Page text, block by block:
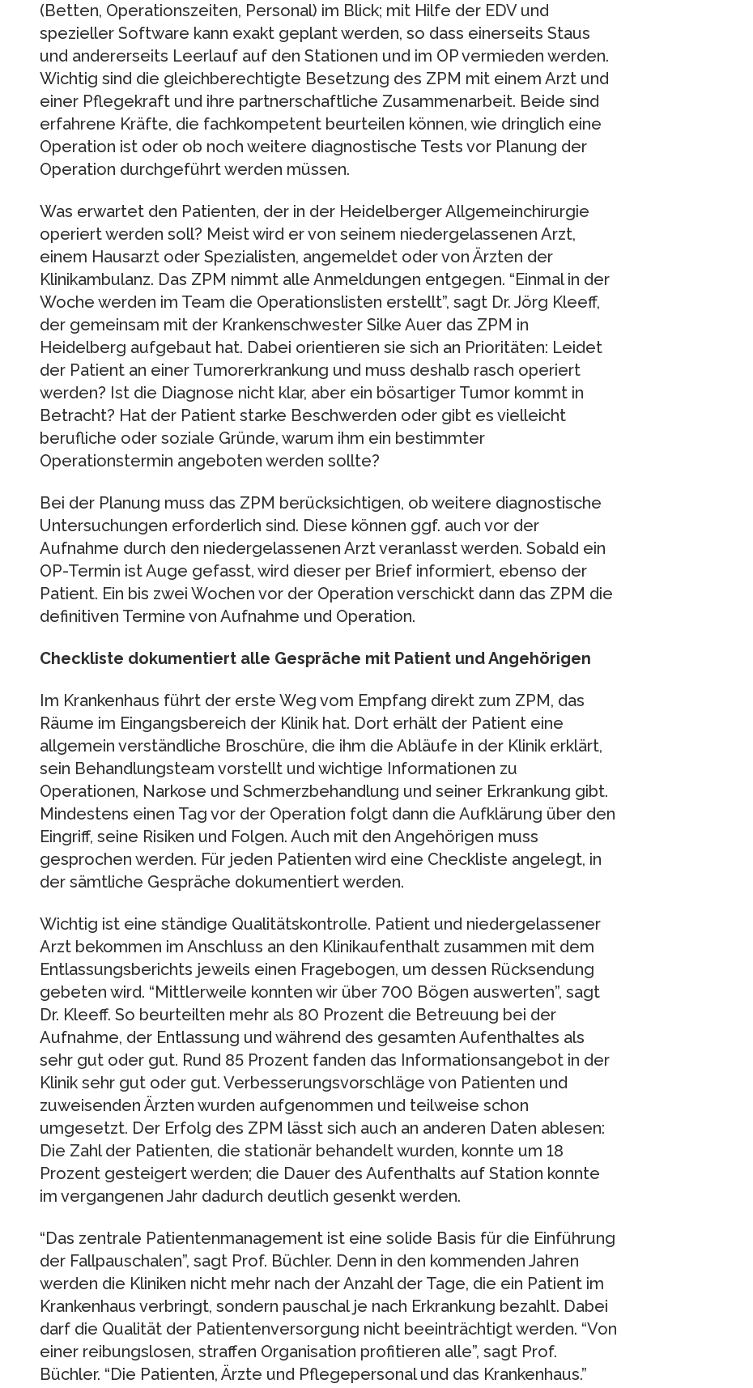
(Betten, Operationszeiten, Personal) im Blick; mit Hilfe der EDV und
spezieller Software kann exakt geplant werden, so dass einerseits Staus
und andererseits Leerlauf auf den Stationen und im OP vermieden werden.
Wichtig sind die gleichberechtigte Besetzung des ZPM mit einem Arzt und
einer Pflegekraft und ihre partnerschaftliche Zusammenarbeit. Beide sind
erfahrene Kräfte, die fachkompetent beurteilen können, wie dringlich eine
Operation ist oder ob noch weitere diagnostische Tests vor Planung der
Operation durchgeführt werden müssen.
Was erwartet den Patienten, der in der Heidelberger Allgemeinchirurgie
operiert werden soll? Meist wird er von seinem niedergelassenen Arzt,
einem Hausarzt oder Spezialisten, angemeldet oder von Ärzten der
Klinikambulanz. Das ZPM nimmt alle Anmeldungen entgegen. “Einmal in der
Woche werden im Team die Operationslisten erstellt”, sagt Dr. Jörg Kleeff,
der gemeinsam mit der Krankenschwester Silke Auer das ZPM in
Heidelberg aufgebaut hat. Dabei orientieren sie sich an Prioritäten: Leidet
der Patient an einer Tumorerkrankung und muss deshalb rasch operiert
werden? Ist die Diagnose nicht klar, aber ein bösartiger Tumor kommt in
Betracht? Hat der Patient starke Beschwerden oder gibt es vielleicht
berufliche oder soziale Gründe, warum ihm ein bestimmter
Operationstermin angeboten werden sollte?
Bei der Planung muss das ZPM berücksichtigen, ob weitere diagnostische
Untersuchungen erforderlich sind. Diese können ggf. auch vor der
Aufnahme durch den niedergelassenen Arzt veranlasst werden. Sobald ein
OP-Termin ist Auge gefasst, wird dieser per Brief informiert, ebenso der
Patient. Ein bis zwei Wochen vor der Operation verschickt dann das ZPM die
definitiven Termine von Aufnahme und Operation.
Checkliste dokumentiert alle Gespräche mit Patient und Angehörigen
Im Krankenhaus führt der erste Weg vom Empfang direkt zum ZPM, das
Räume im Eingangsbereich der Klinik hat. Dort erhält der Patient eine
allgemein verständliche Broschüre, die ihm die Abläufe in der Klinik erklärt,
sein Behandlungsteam vorstellt und wichtige Informationen zu
Operationen, Narkose und Schmerzbehandlung und seiner Erkrankung gibt.
Mindestens einen Tag vor der Operation folgt dann die Aufklärung über den
Eingriff, seine Risiken und Folgen. Auch mit den Angehörigen muss
gesprochen werden. Für jeden Patienten wird eine Checkliste angelegt, in
der sämtliche Gespräche dokumentiert werden.
Wichtig ist eine ständige Qualitätskontrolle. Patient und niedergelassener
Arzt bekommen im Anschluss an den Klinikaufenthalt zusammen mit dem
Entlassungsberichts jeweils einen Fragebogen, um dessen Rücksendung
gebeten wird. “Mittlerweile konnten wir über 700 Bögen auswerten”, sagt
Dr. Kleeff. So beurteilten mehr als 80 Prozent die Betreuung bei der
Aufnahme, der Entlassung und während des gesamten Aufenthaltes als
sehr gut oder gut. Rund 85 Prozent fanden das Informationsangebot in der
Klinik sehr gut oder gut. Verbesserungsvorschläge von Patienten und
zuweisenden Ärzten wurden aufgenommen und teilweise schon
umgesetzt. Der Erfolg des ZPM lässt sich auch an anderen Daten ablesen:
Die Zahl der Patienten, die stationär behandelt wurden, konnte um 18
Prozent gesteigert werden; die Dauer des Aufenthalts auf Station konnte
im vergangenen Jahr dadurch deutlich gesenkt werden.
“Das zentrale Patientenmanagement ist eine solide Basis für die Einführung
der Fallpauschalen”, sagt Prof. Büchler. Denn in den kommenden Jahren
werden die Kliniken nicht mehr nach der Anzahl der Tage, die ein Patient im
Krankenhaus verbringt, sondern pauschal je nach Erkrankung bezahlt. Dabei
darf die Qualität der Patientenversorgung nicht beeinträchtigt werden. “Von
einer reibungslosen, straffen Organisation profitieren alle”, sagt Prof.
Büchler. “Die Patienten, Ärzte und Pflegepersonal und das Krankenhaus.”